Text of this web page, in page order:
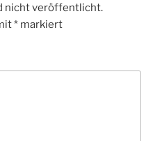
nicht veröffentlicht.
* markiert